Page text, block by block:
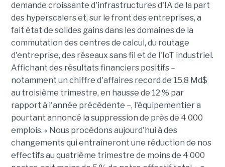
demande croissante d'infrastructures d'IA de la part
des hyperscalers et, sur le front des entreprises, a
fait état de solides gains dans les domaines de la
commutation des centres de calcul, du routage
d'entreprise, des réseaux sans fil et de l'IoT industriel.
Affichant des résultats financiers positifs –
notamment un chiffre d'affaires record de 15,8 Md$
au troisième trimestre, en hausse de 12 % par
rapport à l'année précédente –, l'équipementier a
pourtant annoncé la suppression de près de 4 000
emplois. « Nous procédons aujourd'hui à des
changements qui entraîneront une réduction de nos
effectifs au quatrième trimestre de moins de 4 000